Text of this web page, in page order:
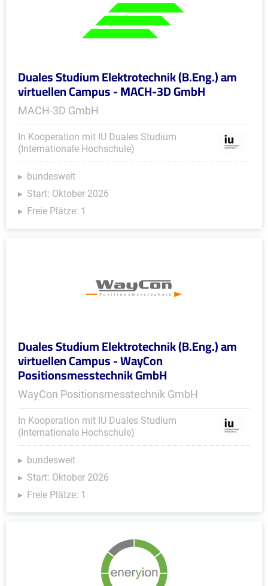
Duales Studium Elektrotechnik (B.Eng.) am
virtuellen Campus - MACH-3D GmbH
MACH-3D GmbH
In Kooperation mit IU Duales Studium
(Internationale Hochschule)
bundesweit
Start: Oktober 2026
Freie Plätze: 1
Duales Studium Elektrotechnik (B.Eng.) am
virtuellen Campus - WayCon
Positionsmesstechnik GmbH
WayCon Positionsmesstechnik GmbH
In Kooperation mit IU Duales Studium
(Internationale Hochschule)
bundesweit
Start: Oktober 2026
Freie Plätze: 1